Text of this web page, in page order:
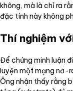
không, mà là chỉ ra
đặc tính này không
Thí nghiệm
Để chứng minh luận
luyện một mạng nơ-
Ông nhận thấy rằng